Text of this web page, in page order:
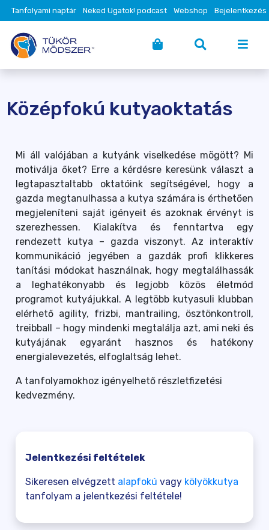
Tanfolyami naptár Neked Ugatok! podcast Webshop Bejelentkezés
Középfokú kutyaoktatás
Mi áll valójában a kutyánk viselkedése mögött? Mi
motiválja őket? Erre a kérdésre keresünk választ a
legtapasztaltabb oktatóink segítségével, hogy a
gazda megtanulhassa a kutya számára is érthetően
megjeleníteni saját igényeit és azoknak érvényt is
szerezhessen. Kialakítva és fenntartva egy
rendezett kutya – gazda viszonyt. Az interaktív
kommunikáció jegyében a gazdák profi klikkeres
tanítási módokat használnak, hogy megtalálhassák
a leghatékonyabb és legjobb közös életmód
programot kutyájukkal. A legtöbb kutyasuli klubban
elérhető agility, frizbi, mantrailing, ösztönkontroll,
treibball – hogy mindenki megtalálja azt, ami neki és
kutyájának egyaránt hasznos és hatékony
energialevezetés, elfoglaltság lehet.
A tanfolyamokhoz igényelhető részletfizetési
kedvezmény.
Jelentkezési feltételek
Sikeresen elvégzett alapfokú vagy kölyökkutya
tanfolyam a jelentkezési feltétele!